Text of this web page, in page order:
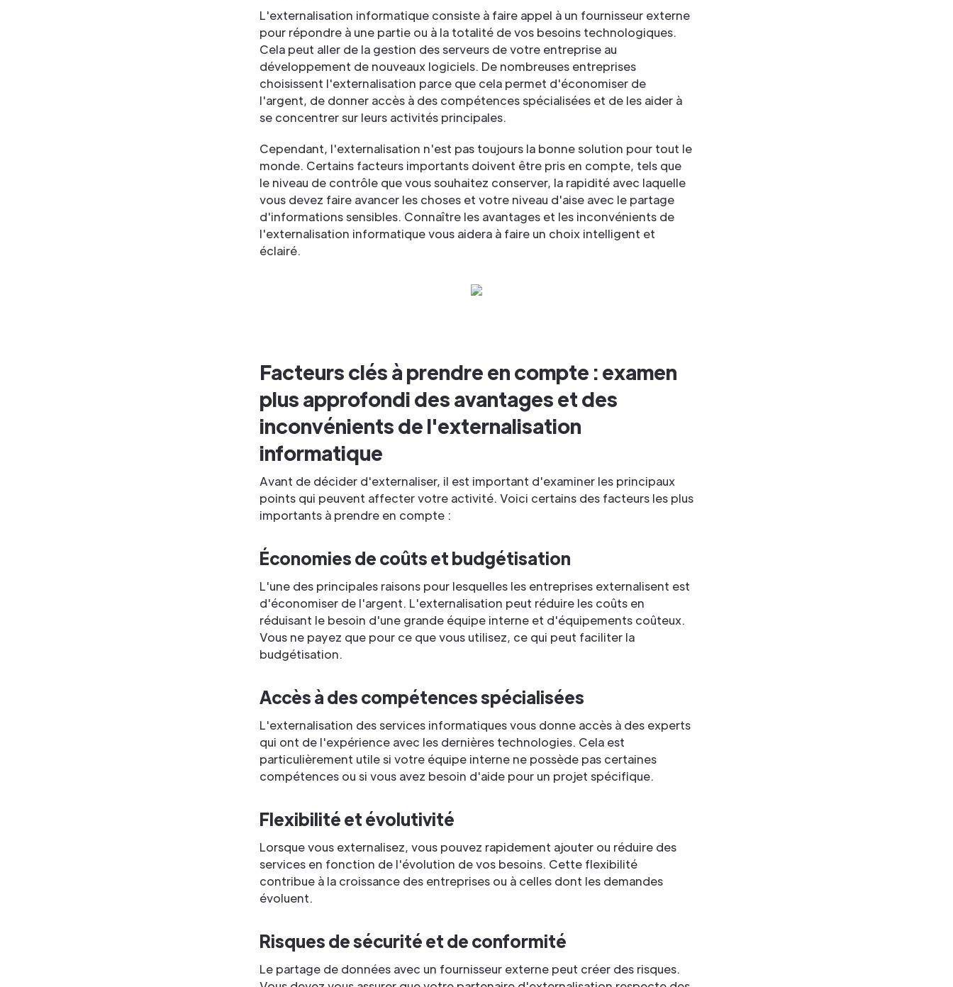
L'externalisation informatique consiste à faire appel à un fournisseur externe
pour répondre à une partie ou à la totalité de vos besoins technologiques.
Cela peut aller de la gestion des serveurs de votre entreprise au
développement de nouveaux logiciels. De nombreuses entreprises
choisissent l'externalisation parce que cela permet d'économiser de
l'argent, de donner accès à des compétences spécialisées et de les aider à
se concentrer sur leurs activités principales.
Cependant, l'externalisation n'est pas toujours la bonne solution pour tout le
monde. Certains facteurs importants doivent être pris en compte, tels que
le niveau de contrôle que vous souhaitez conserver, la rapidité avec laquelle
vous devez faire avancer les choses et votre niveau d'aise avec le partage
d'informations sensibles. Connaître les avantages et les inconvénients de
l'externalisation informatique vous aidera à faire un choix intelligent et
éclairé.
Facteurs clés à prendre en compte : examen
plus approfondi des avantages et des
inconvénients de l'externalisation
informatique
Avant de décider d'externaliser, il est important d'examiner les principaux
points qui peuvent affecter votre activité. Voici certains des facteurs les plus
importants à prendre en compte :
Économies de coûts et budgétisation
L'une des principales raisons pour lesquelles les entreprises externalisent est
d'économiser de l'argent. L'externalisation peut réduire les coûts en
réduisant le besoin d'une grande équipe interne et d'équipements coûteux.
Vous ne payez que pour ce que vous utilisez, ce qui peut faciliter la
budgétisation.
Accès à des compétences spécialisées
L'externalisation des services informatiques vous donne accès à des experts
qui ont de l'expérience avec les dernières technologies. Cela est
particulièrement utile si votre équipe interne ne possède pas certaines
compétences ou si vous avez besoin d'aide pour un projet spécifique.
Flexibilité et évolutivité
Lorsque vous externalisez, vous pouvez rapidement ajouter ou réduire des
services en fonction de l'évolution de vos besoins. Cette flexibilité
contribue à la croissance des entreprises ou à celles dont les demandes
évoluent.
Risques de sécurité et de conformité
Le partage de données avec un fournisseur externe peut créer des risques.